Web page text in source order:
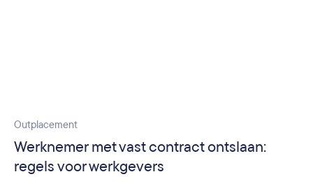
Outplacement
Werknemer met vast contract ontslaan:
regels voor werkgevers